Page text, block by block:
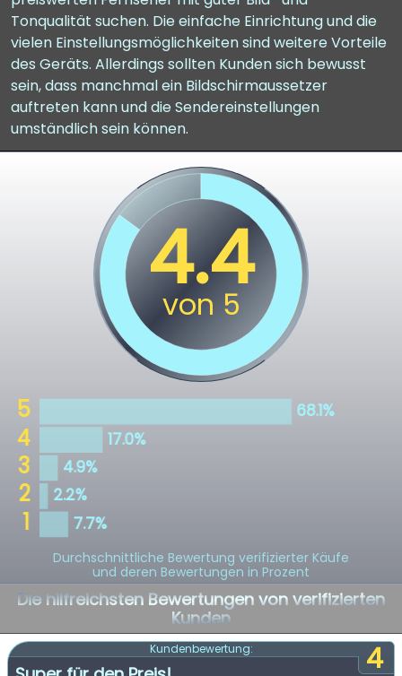
Tonqualität suchen. Die einfache Einrichtung und die
vielen Einstellungsmöglichkeiten sind weitere Vorteile
des Geräts. Allerdings sollten Kunden sich bewusst
sein, dass manchmal ein Bildschirmaussetzer
auftreten kann und die Sendereinstellungen
umständlich sein können.
Durchschnittliche Bewertung verifizierter Käufe
und deren Bewertungen in Prozent
Die hilfreichsten Bewertungen von verifizierten
Kunden
4
Kundenbewertung: